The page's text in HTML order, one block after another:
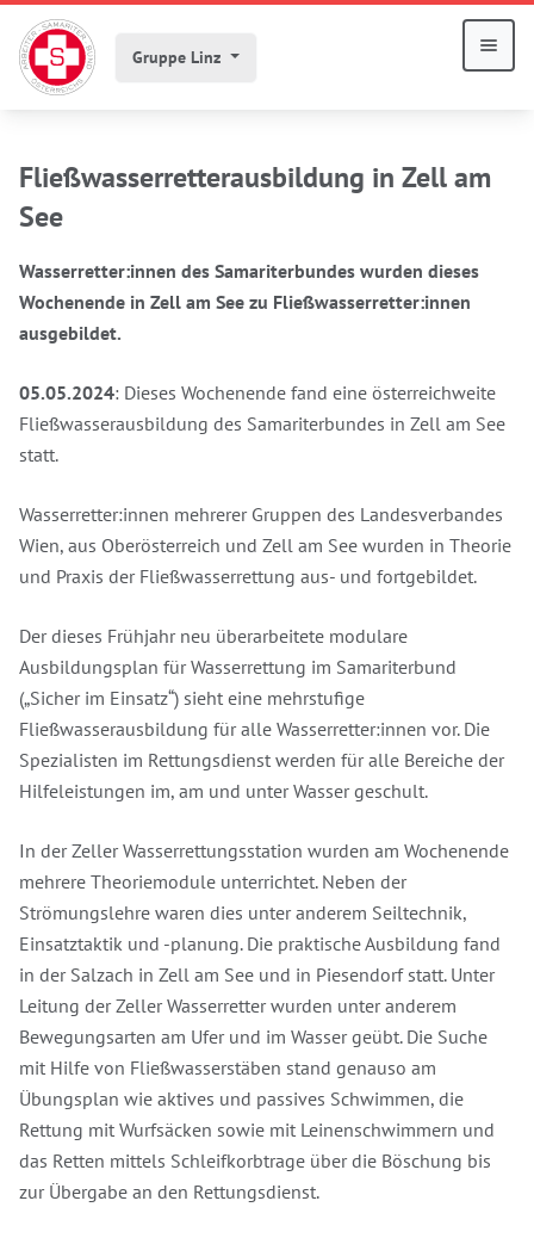
Gruppe Linz
Fließwasserretterausbildung in Zell am
See
Wasserretter:innen des Samariterbundes wurden dieses
Wochenende in Zell am See zu Fließwasserretter:innen
ausgebildet.
05.05.2024: Dieses Wochenende fand eine österreichweite
Fließwasserausbildung des Samariterbundes in Zell am See
statt.
Wasserretter:innen mehrerer Gruppen des Landesverbandes
Wien, aus Oberösterreich und Zell am See wurden in Theorie
und Praxis der Fließwasserrettung aus- und fortgebildet.
Der dieses Frühjahr neu überarbeitete modulare
Ausbildungsplan für Wasserrettung im Samariterbund
(„Sicher im Einsatz“) sieht eine mehrstufige
Fließwasserausbildung für alle Wasserretter:innen vor. Die
Spezialisten im Rettungsdienst werden für alle Bereiche der
Hilfeleistungen im, am und unter Wasser geschult.
In der Zeller Wasserrettungsstation wurden am Wochenende
mehrere Theoriemodule unterrichtet. Neben der
Strömungslehre waren dies unter anderem Seiltechnik,
Einsatztaktik und -planung. Die praktische Ausbildung fand
in der Salzach in Zell am See und in Piesendorf statt. Unter
Leitung der Zeller Wasserretter wurden unter anderem
Bewegungsarten am Ufer und im Wasser geübt. Die Suche
mit Hilfe von Fließwasserstäben stand genauso am
Übungsplan wie aktives und passives Schwimmen, die
Rettung mit Wurfsäcken sowie mit Leinenschwimmern und
das Retten mittels Schleifkorbtrage über die Böschung bis
zur Übergabe an den Rettungsdienst.